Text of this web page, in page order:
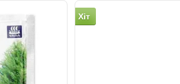
Хіт